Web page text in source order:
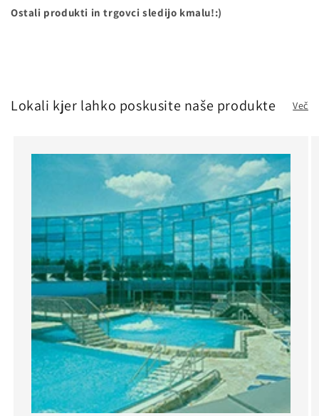
Ostali produkti in trgovci sledijo kmalu!:)
Lokali kjer lahko poskusite naše produkte Več